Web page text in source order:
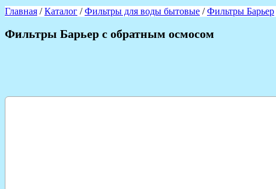
Главная /Каталог /Фильтры для воды бытовые /Фильтры Барьер
Фильтры Барьер с обратным осмосом